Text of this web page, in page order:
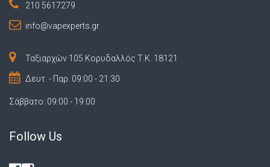
210 5617279
info@vapexperts.gr
Ταξιαρχών 105 Κορυδαλλός Τ.Κ. 18121
Δευτ. - Παρ. 09:00 - 21:30
Σάββατο: 09:00 - 19:00
Follow Us